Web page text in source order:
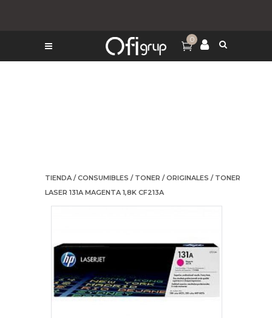
0
TIENDA /CONSUMIBLES / TONER /ORIGINALES / TONER
LASER 131A MAGENTA 1,8K CF213A